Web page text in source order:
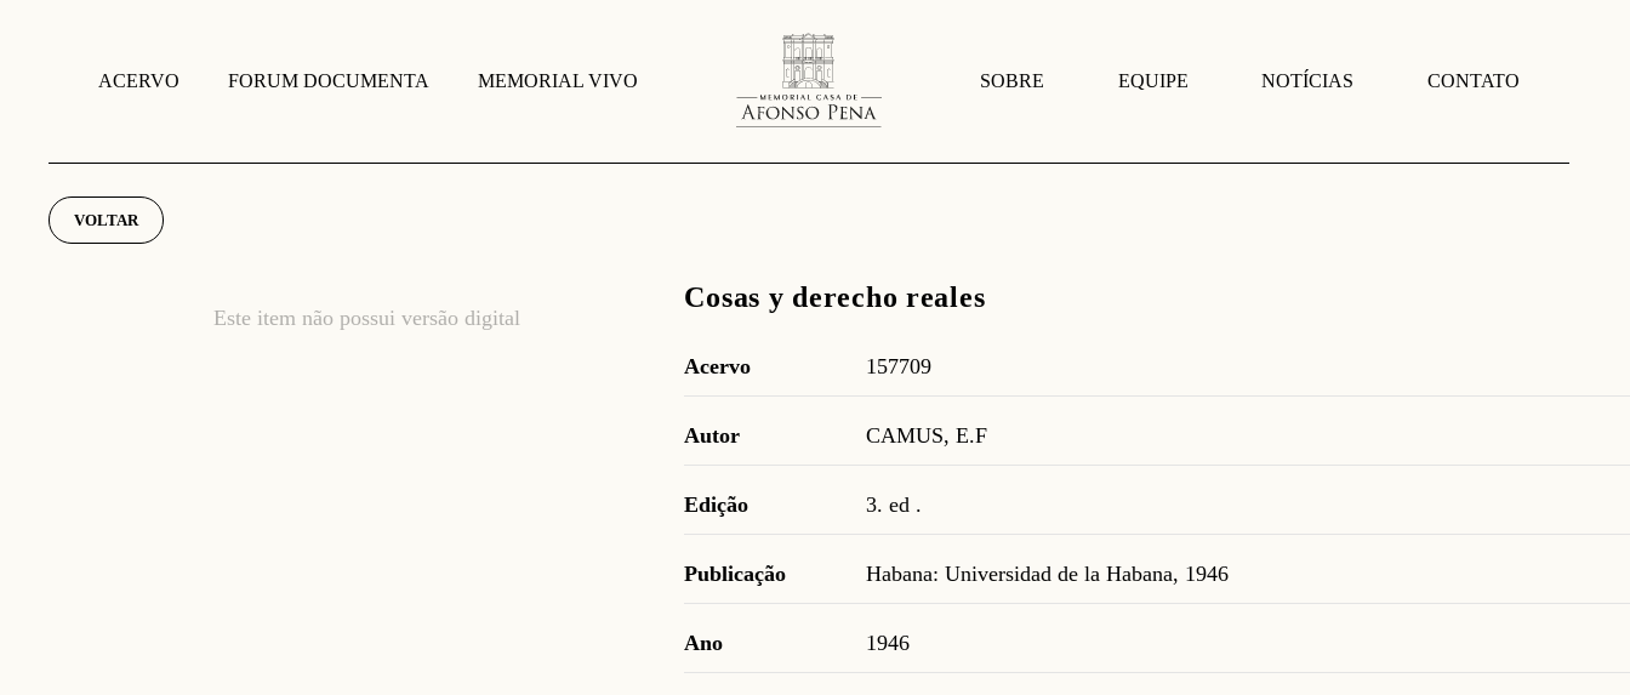
ACERVO FORUM DOCUMENTA MEMORIAL VIVO SOBRE EQUIPE NOTÍCIAS CONTATO
VOLTAR
Este item não possui versão digital
Cosas y derecho reales
Acervo 157709
Autor CAMUS, E.F
Edição 3. ed .
Publicação Habana: Universidad de la Habana, 1946
Ano 1946